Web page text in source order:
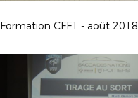
Formation CFF1 - août 2018